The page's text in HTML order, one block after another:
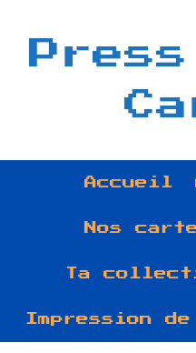
Accueil
Nos
Ta
Impression